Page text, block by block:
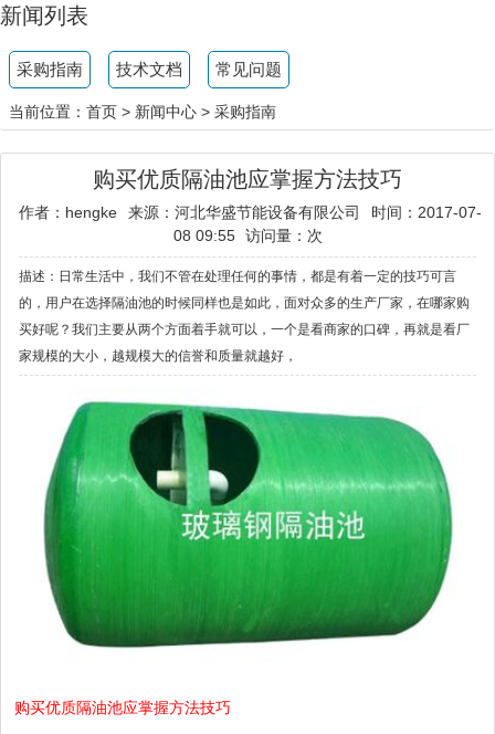
新闻列表
采购指南 技术文档 常见问题
当前位置： 首页 > 新闻中心 > 采购指南
购买优质隔油池应掌握方法技巧
作者：hengke 来源：河北华盛节能设备有限公司
时间：2017-07-
08 09:55 访问量： 次
描述：日常生活中，我们不管在处理任何的事情，都是有着一定的技巧可言
的，用户在选择隔油池的时候同样也是如此，面对众多的生产厂家，在哪家购
买好呢？我们主要从两个方面着手就可以，一个是看商家的口碑，再就是看厂
家规模的大小，越规模大的信誉和质量就越好，
购买优质隔油池应掌握方法技巧